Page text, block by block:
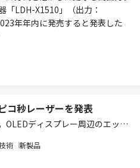
「LDH-X1510」（出力：
年年内に発売すると発表した
秒レーザーを発表
ディスプレー周辺のエッジ
型「HyperRapid NXT 産業用ピ
場導入したことを発表した（ニ
術 新製品